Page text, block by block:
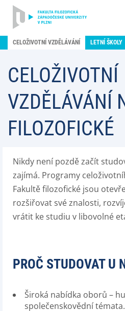
CELOŽIVOTNÍ VZDĚLÁVÁNÍ LETNÍ ŠKOLY
CELOŽIVOTNÍ
VZDĚLÁVÁNÍ
FILOZOFICKÉ
Nikdy není pozdě začít
zajímá. Programy
Fakultě filozofické jsou
rozšiřovat své znalosti,
vrátit ke studiu v libovolné
PROČ STUDOVAT U
Široká nabídka oborů –
společenskovědní témata.